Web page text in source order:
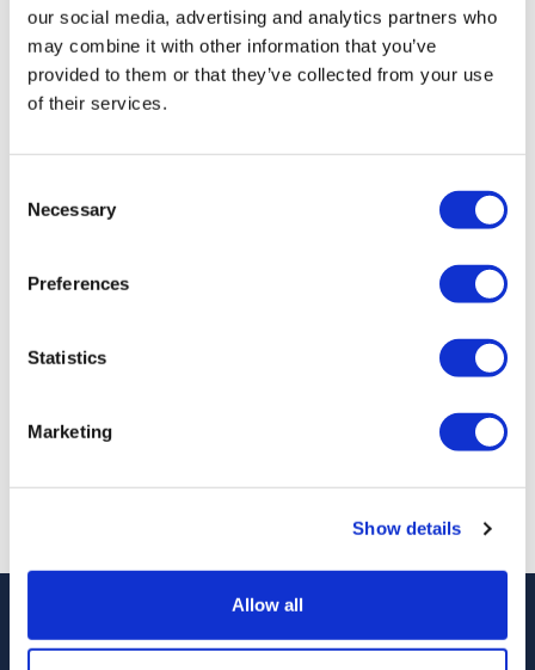
our social media, advertising and analytics partners who
may combine it with other information that you’ve
provided to them or that they’ve collected from your use
of their services.
Selection
Necessary
Preferences
Statistics
Marketing
Show details
Allow all
Navidad en Canterbury y Greenwich
y almuerzo navideño tradicional
Canterbury
Parada para tomar fotografías en los acantilados
blancos
Desde
Más información
1 - 2 de 2